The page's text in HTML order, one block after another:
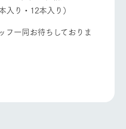
入り・12本入り）
フ一同お待ちしておりま